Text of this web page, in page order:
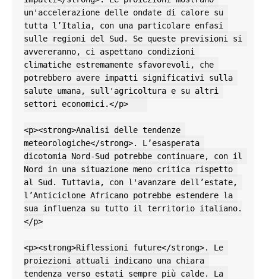
un'accelerazione delle ondate di calore su
tutta l’Italia, con una particolare enfasi
sulle regioni del Sud. Se queste previsioni si
avvereranno, ci aspettano condizioni
climatiche estremamente sfavorevoli, che
potrebbero avere impatti significativi sulla
salute umana, sull'agricoltura e su altri
settori economici.</p>
<p><strong>Analisi delle tendenze
meteorologiche</strong>. L’esasperata
dicotomia Nord-Sud potrebbe continuare, con il
Nord in una situazione meno critica rispetto
al Sud. Tuttavia, con l'avanzare dell’estate,
l’Anticiclone Africano potrebbe estendere la
sua influenza su tutto il territorio italiano.
</p>
<p><strong>Riflessioni future</strong>. Le
proiezioni attuali indicano una chiara
tendenza verso estati sempre più calde. La